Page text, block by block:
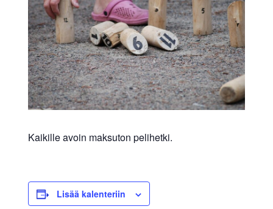
allergiat.
Hengitys
Kaikille avoin maksuton pelihetki.
Lisää kalenteriin